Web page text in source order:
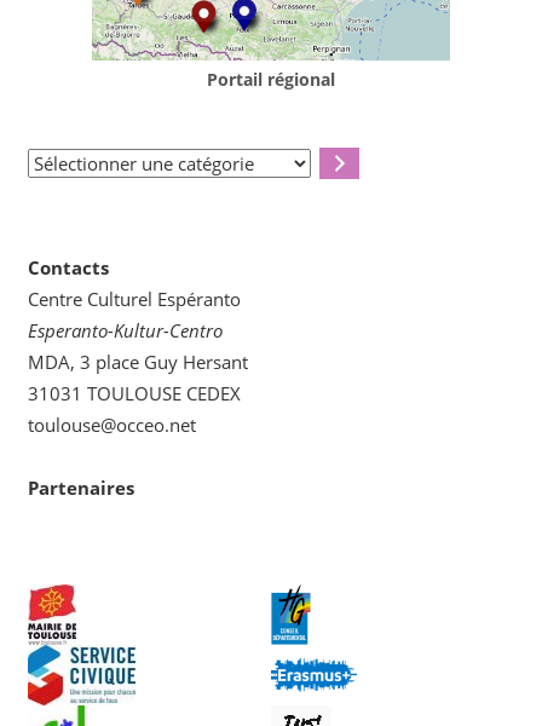
Portail régional
Sélectionner
Contacts
Centre Culturel Espéranto
Esperanto-Kultur-Centro
MDA, 3 place Guy Hersant
31031 TOULOUSE CEDEX
toulouse@occeo.net
Partenaires